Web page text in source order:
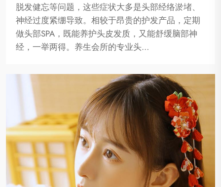
脱发健忘等问题，这些症状大多是头部经络淤堵、
神经过度紧绷导致。相较于昂贵的护发产品，定期
做头部SPA，既能养护头皮发质，又能舒缓脑部神
经，一举两得。养生会所的专业头…